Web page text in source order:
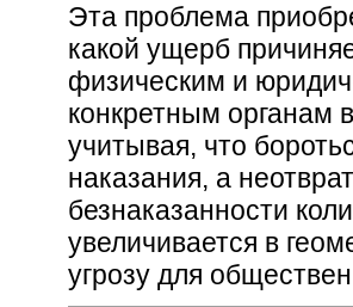
Эта проблема
какой ущерб
физическим и
конкретным органам
учитывая, что
наказания, а
безнаказанности
увеличивается в
угрозу для